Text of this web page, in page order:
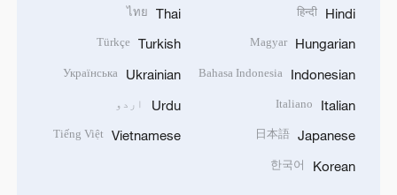
Hindi
हिन्दी
Hungarian
Magyar
Indonesian
Bahasa Indonesia
Italian
Italiano
Japanese
日本語
Korean
한국어
Thai
ไทย
Turkish
Türkçe
Ukrainian
Українська
Urdu اردو
Vietnamese
Tiếng Việt